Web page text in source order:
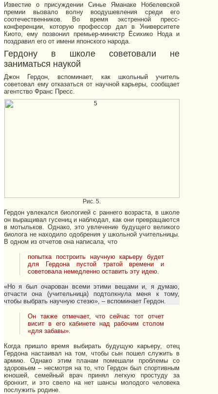
Известие о присуждении Синье Яманаке Нобелевской
премии вызвало волну воодушевления среди его
соотечественников. Во время экстренной пресс-
конференции, которую профессор дал в Университете
Киото, ему позвонил премьер-министр Ёсихико Нода и
поздравил его от имени японского народа.
Гердону в школе советовали не
заниматься наукой
Джон Гердон, вспоминает, как школьный учитель
советовал ему отказаться от научной карьеры, сообщает
агентство Франс Пресс.
Рис. 5.
Гердон увлекался биологией с раннего возраста, в школе
он выращивал гусениц и наблюдал, как они превращаются
в мотыльков. Однако, это увлечение будущего великого
биолога не находило одобрения у школьной учительницы.
В одном из отчетов она написала, что
попытка построить научную карьеру будет
для Гердона пустой тратой времени и
советовала немедленно оставить эту идею.
«Но я был очарован всеми этими вещами и, я думаю,
отчасти она (учительница) подтолкнула меня к тому,
чтобы выбрать научную стезю», – вспоминает Гердон.
Он также отмечает, что сейчас тот отчет
висит в его кабинете над рабочим столом
«для забавы».
Когда пришло время выбирать будущую карьеру, отец
Гердона настаивал на том, чтобы сын пошел служить в
армию. Однако этим планам помешали проблемы со
здоровьем – несмотря на то, что Гердон был спортивным
юношей, семейный врач принял легкую простуду за
бронхит, и это свело на нет шансы молодого человека
послужить родине.